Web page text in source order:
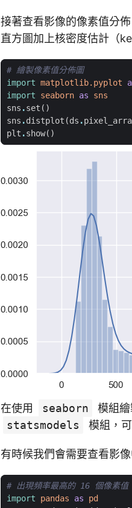
接著查看影像的像素值分
直方圖加上核密度估計（
# 繪製像素值分佈圖
import matplotlib.pyplot
import
seaborn as
sns
sns .set ()
sns .distplot (ds .
plt .show()
在使用 seaborn
模組
statsmodels
模組，
有時候我們會需要查看影
# 出現頻率最高的 16 個像素值
import
pandas as
pd